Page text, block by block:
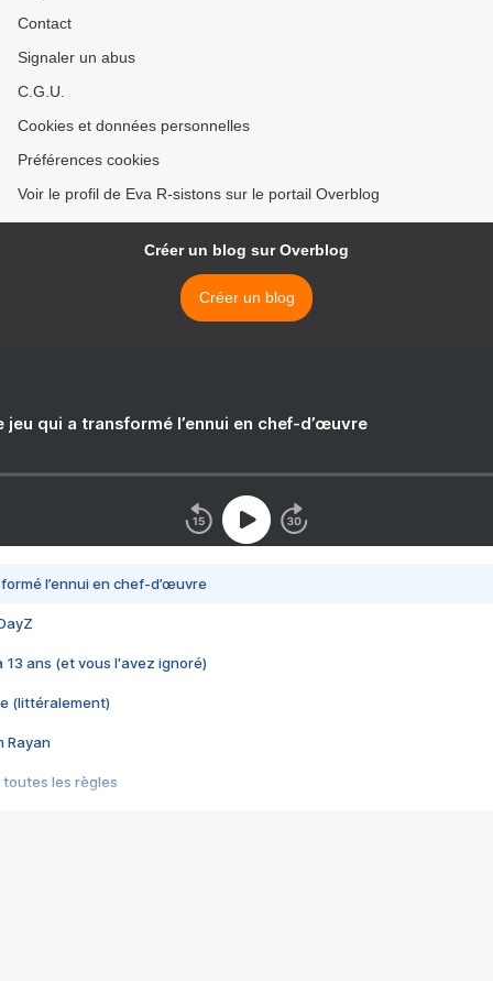
Contact
Signaler un abus
C.G.U.
Cookies et données personnelles
Préférences cookies
Voir le profil de Eva R-sistons sur le portail Overblog
Créer un blog sur Overblog
Créer un blog
jeu qui a transformé l’ennui en chef-d’œuvre
l’ennui en chef-d’œuvre
13 ans (et vous l'avez ignoré)
(littéralement)
Rayan
toutes les règles